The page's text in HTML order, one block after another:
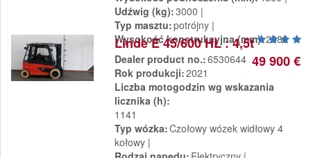
Udźwig (kg) 3000
Typ masztu potrójny
Wysokość konstrukcyjna (mm) 2080
49 900 €
Linde E 45/600 HL : 4,5t
Dealer product no. 6530644
Rok produkcji 2021
Liczba motogodzin wg wskazania
licznika (h)
1141
Typ wózka Czołowy wózek widłowy 4
kołowy